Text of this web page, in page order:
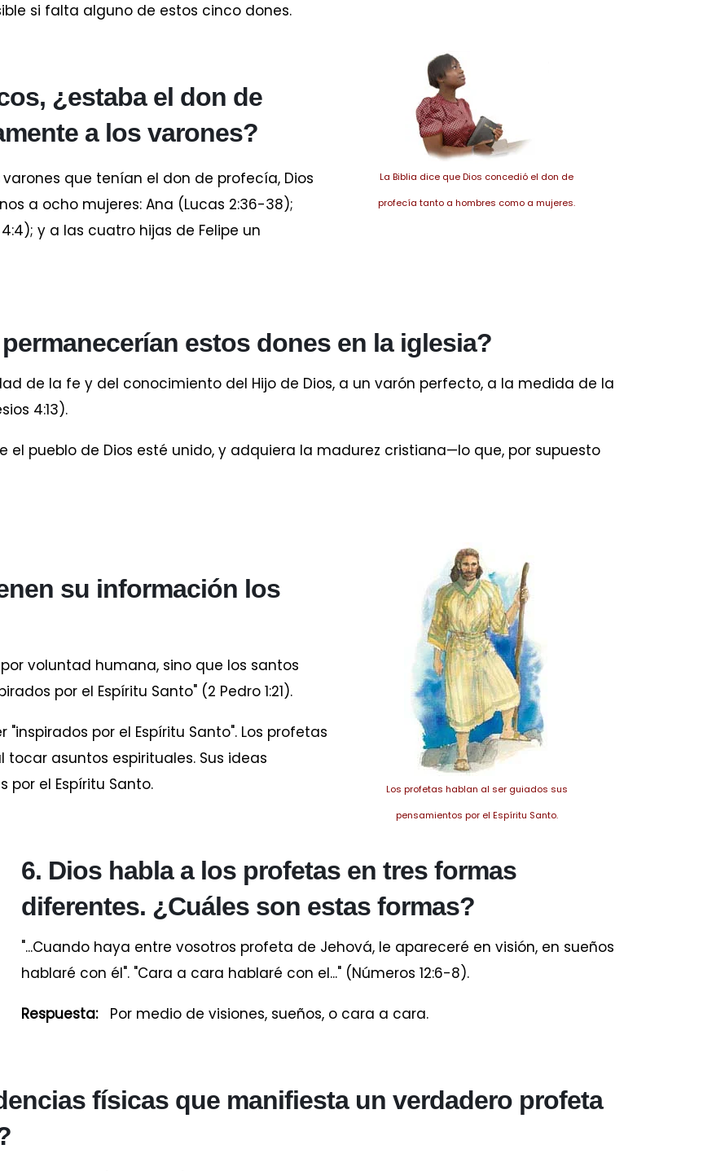
si falta alguno de estos cinco dones.
La Biblia dice que Dios concedió el don de
profecía tanto a hombres como a mujeres.
¿estaba el don de
a los varones?
que tenían el don de profecía, Dios
a ocho mujeres: Ana (Lucas 2:36-38);
y a las cuatro hijas de Felipe un
estos dones en la iglesia?
de la fe y del conocimiento del Hijo de Dios, a un varón perfecto, a la medida de la
4:13).
pueblo de Dios esté unido, y adquiera la madurez cristiana—lo que, por supuesto
Los profetas hablan al ser guiados sus
pensamientos por el Espíritu Santo.
su información los
voluntad humana, sino que los santos
por el Espíritu Santo" (2 Pedro 1:21).
por el Espíritu Santo". Los profetas
tocar asuntos espirituales. Sus ideas
por el Espíritu Santo.
6. Dios habla a los profetas en tres formas
diferentes. ¿Cuáles son estas formas?
"...Cuando haya entre vosotros profeta de Jehová, le apareceré en visión, en sueños
hablaré con él". "Cara a cara hablaré con el..." (Números 12:6-8).
Respuesta:Por medio de visiones, sueños, o cara a cara.
físicas que manifiesta un verdadero profeta